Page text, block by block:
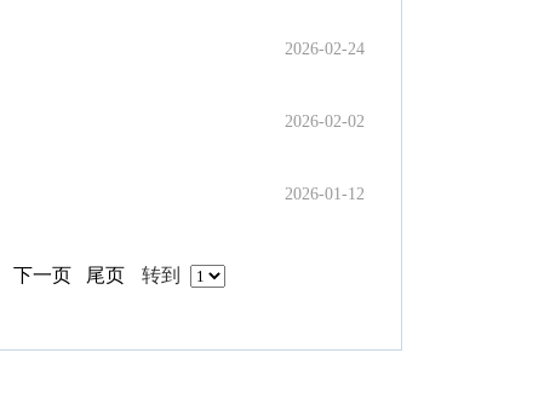
2026-02-24
2026-02-02
2026-01-12
下一页 尾页 转到